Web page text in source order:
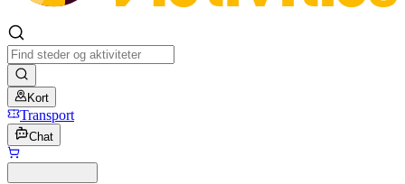
Kort
Transport
Chat